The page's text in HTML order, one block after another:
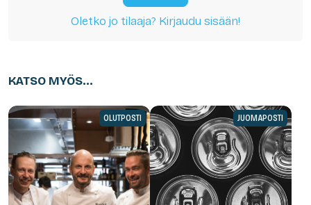
Oletko jo tilaaja? Kirjaudu sisään!
KATSO MYÖS...
OLUTPOSTI JUOMAPOSTI